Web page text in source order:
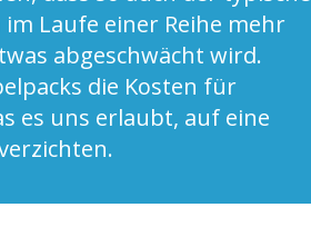
Laufe einer Reihe mehr
abgeschwächt wird.
die Kosten für
es uns erlaubt, auf eine